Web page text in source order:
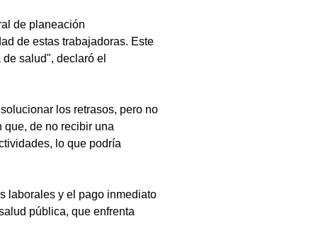
de planeación
de estas trabajadoras. Este
salud", declaró el
los retrasos, pero no
que, de no recibir una
lo que podría
laborales y el pago inmediato
pública, que enfrenta